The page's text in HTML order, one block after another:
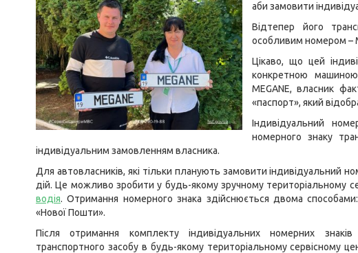
аби замовити
Відтепер його
особливим номером –
Цікаво, що цей
конкретною
MEGANE, власник
«паспорт», який
Індивідуальний
номерного знаку
індивідуальним замовленням власника.
Для автовласників, які тільки планують замовити індивідуальний
дій. Це можливо зробити у будь-якому зручному територіальному
водія.Отримання номерного знака здійснюється двома
«Нової Пошти».
Після отримання комплекту індивідуальних номерних знаків
транспортного засобу в будь-якому територіальному сервісному